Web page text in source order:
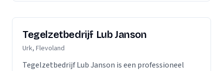
Tegelzetbedrijf Lub Janson
Urk, Flevoland
Tegelzetbedrijf Lub Janson is een professioneel